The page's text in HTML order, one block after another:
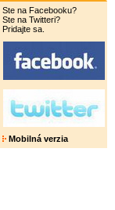
Ste na Facebooku?
Ste na Twitteri?
Pridajte sa.
Mobilná verzia